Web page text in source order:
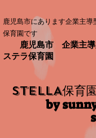
鹿児島市にあります企業主
保育園です
鹿児島市 企業主導
ステラ保育園
STELLA保育
by